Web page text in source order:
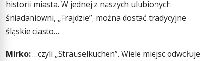
historii miasta. W jednej z naszych ulubionych
śniadaniowni, „Frajdzie”, można dostać tradycyjne
śląskie ciasto…
Mirko:…czyli „Sträuselkuchen”. Wiele miejsc odwołuje